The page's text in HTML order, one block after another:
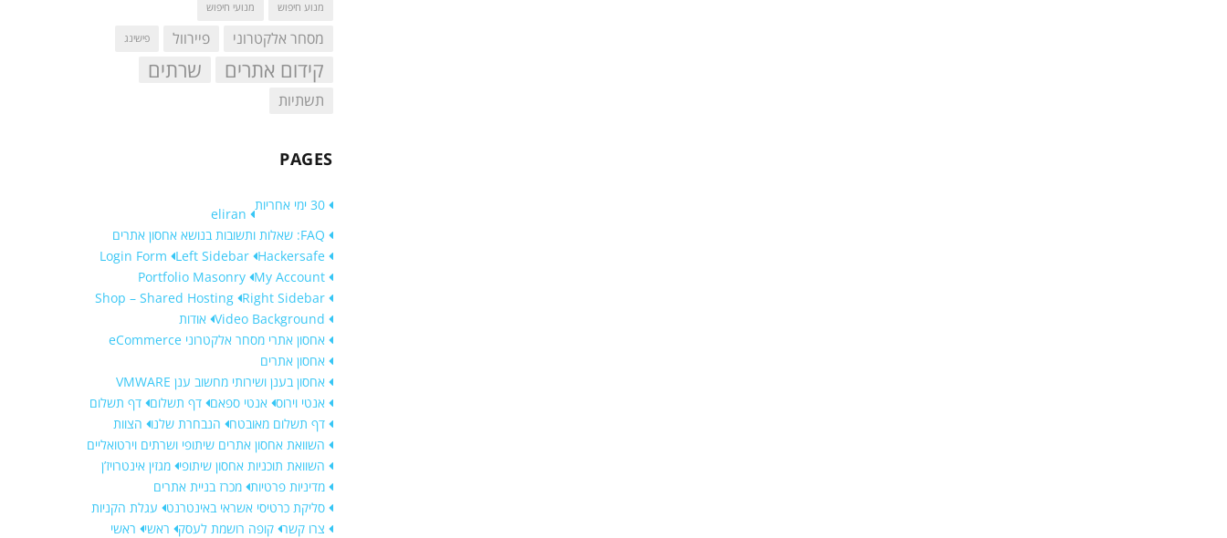
מנוע חיפוש מנועי חיפוש
מסחר אלקטרוני פיירוול פישינג
קידום אתרים שרתים
תשתיות
PAGES
30 ימי אחריות
eliran
FAQ: שאלות ותשובות בנושא אחסון אתרים
Hackersafe
Left Sidebar
Login Form
My Account
Portfolio Masonry
Right Sidebar
Shop – Shared Hosting
Video Background אודות
אחסון אתרי מסחר אלקטרוני eCommerce
אחסון אתרים
אחסון בענן ושירותי מחשוב ענן VMWARE
אנטי וירוס אנטי ספאם דף תשלום דף תשלום
דף תשלום מאובטח הנבחרת שלנו הצוות
השוואת אחסון אתרים שיתופי ושרתים וירטואליים
השוואת תוכניות אחסון שיתופי מגזין אינטרויז’ן
מדיניות פרטיות מכרז בניית אתרים
סליקת כרטיסי אשראי באינטרנט עגלת הקניות
צרו קשר קופה רושמת לעסק ראשי ראשי